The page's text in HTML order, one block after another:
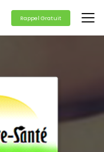
Rappel Gratuit